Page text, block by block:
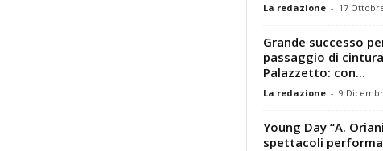
La redazione - 17
Grande successo
passaggio di
Palazzetto: con...
La redazione - 9
Young Day “A.
spettacoli